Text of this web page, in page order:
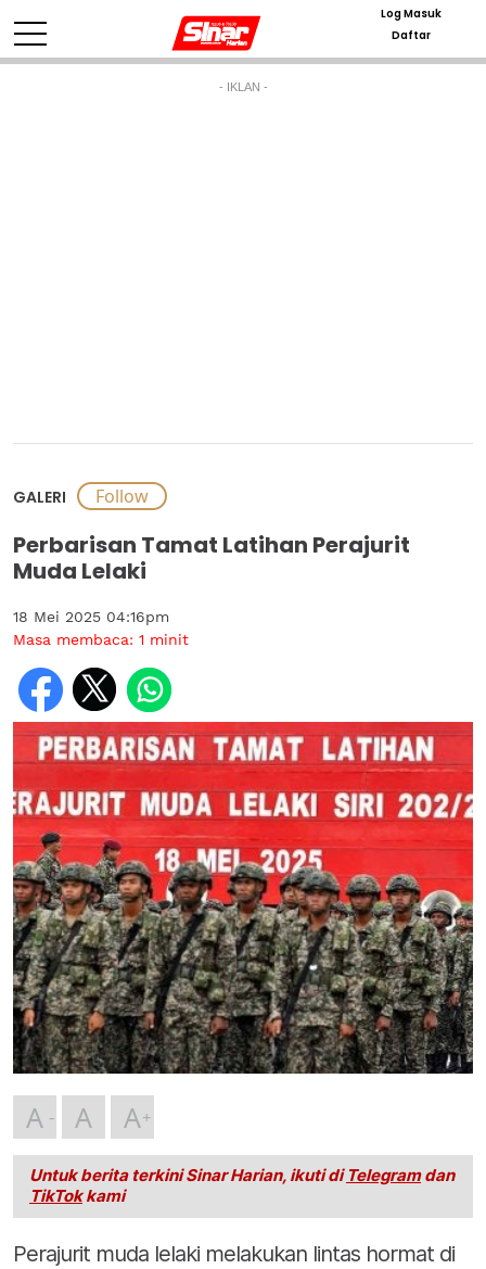
Log Masuk
Daftar
- IKLAN -
GALERI
Perbarisan Tamat Latihan Perajurit
Muda Lelaki
18 Mei 2025 04:16pm
Masa membaca: 1 minit
A A A
Untuk berita terkini Sinar Harian, ikuti di Telegramdan
TikTokkami
Perajurit muda lelaki melakukan lintas hormat di